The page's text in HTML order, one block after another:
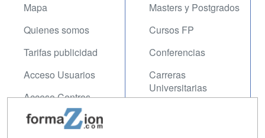
Mapa
Quienes somos
Tarifas publicidad
Acceso Usuarios
Acceso Centros
Masters y Postgrados
Cursos FP
Conferencias
Carreras
Universitarias